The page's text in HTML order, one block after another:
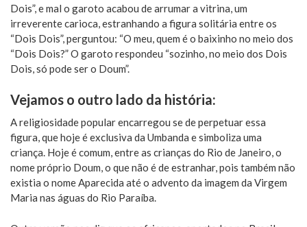
Dois”, e mal o garoto acabou de arrumar a vitrina, um
irreverente carioca, estranhando a figura solitária entre os
“Dois Dois”, perguntou: “O meu, quem é o baixinho no meio dos
“Dois Dois?” O garoto respondeu “sozinho, no meio dos Dois
Dois, só pode ser o Doum”.
Vejamos o outro lado da história:
A religiosidade popular encarregou se de perpetuar essa
figura, que hoje é exclusiva da Umbanda e simboliza uma
criança. Hoje é comum, entre as crianças do Rio de Janeiro, o
nome próprio Doum, o que não é de estranhar, pois também não
existia o nome Aparecida até o advento da imagem da Virgem
Maria nas águas do Rio Paraíba.